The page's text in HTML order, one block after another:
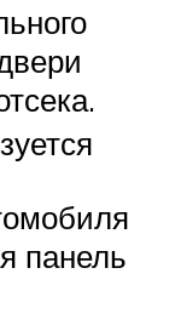
панель